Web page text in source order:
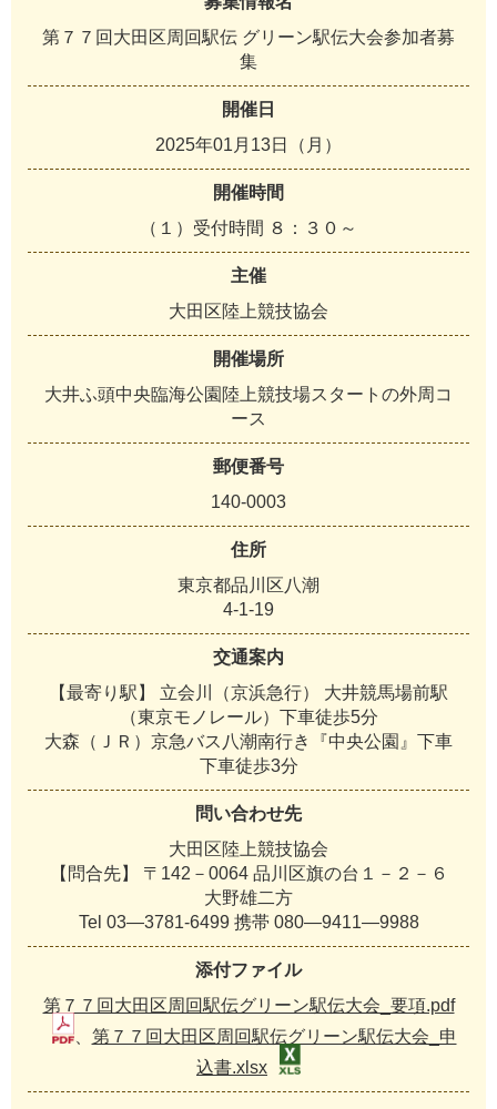
第７７回大田区周回駅伝 グリーン駅伝大会参加者募
集
開催日
2025年01月13日（月）
開催時間
（１）受付時間 ８：３０～
主催
大田区陸上競技協会
開催場所
大井ふ頭中央臨海公園陸上競技場スタートの外周コ
ース
郵便番号
140-0003
住所
東京都品川区八潮
4-1-19
交通案内
【最寄り駅】 立会川（京浜急行） 大井競馬場前駅
（東京モノレール）下車徒歩5分
大森（ＪＲ）京急バス八潮南行き『中央公園』下車
下車徒歩3分
問い合わせ先
大田区陸上競技協会
【問合先】 〒142－0064 品川区旗の台１－２－６
大野雄二方
Tel 03—3781-6499 携帯 080—9411—9988
添付ファイル
第７７回大田区周回駅伝グリーン駅伝大会_要項.pdf
、 第７７回大田区周回駅伝グリーン駅伝大会_申
込書.xlsx